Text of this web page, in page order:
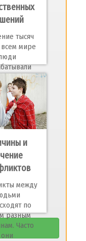
тысяч
всем мире
и
между
по
разным
Часто
они